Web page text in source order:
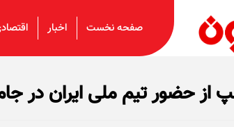
صفحه نخست اخبار
از حضور تیم ملی ایران در